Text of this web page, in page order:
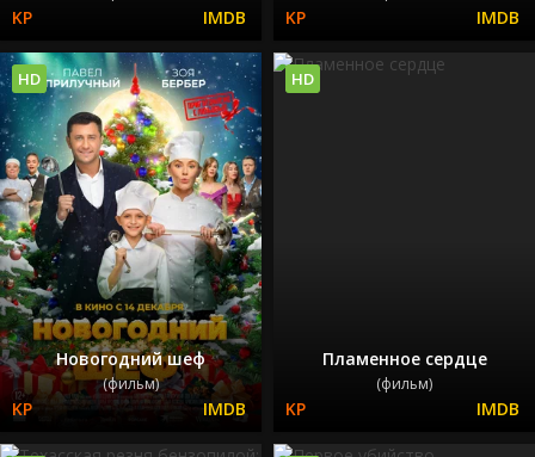
Новогодний шеф
(фильм)
HD
Пламенное сердце
(фильм)
HD